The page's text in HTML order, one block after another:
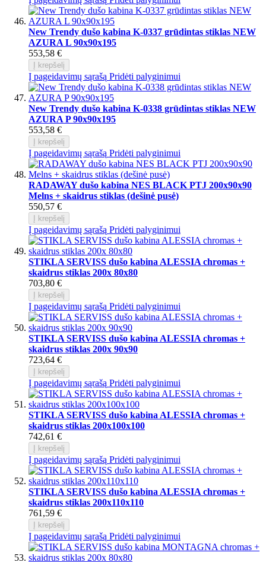
New Trendy dušo kabina K-0337 grūdintas stiklas NEW
AZURA L 90x90x195
553,58 €
Į krepšelį
Į pageidavimų sąrašą Pridėti palyginimui
New Trendy dušo kabina K-0338 grūdintas stiklas NEW
AZURA P 90x90x195
553,58 €
Į krepšelį
Į pageidavimų sąrašą Pridėti palyginimui
RADAWAY dušo kabina NES BLACK PTJ 200x90x90
Melns + skaidrus stiklas (dešinė pusė)
550,57 €
Į krepšelį
Į pageidavimų sąrašą Pridėti palyginimui
STIKLA SERVISS dušo kabina ALESSIA chromas +
skaidrus stiklas 200x 80x80
703,80 €
Į krepšelį
Į pageidavimų sąrašą Pridėti palyginimui
STIKLA SERVISS dušo kabina ALESSIA chromas +
skaidrus stiklas 200x 90x90
723,64 €
Į krepšelį
Į pageidavimų sąrašą Pridėti palyginimui
STIKLA SERVISS dušo kabina ALESSIA chromas +
skaidrus stiklas 200x100x100
742,61 €
Į krepšelį
Į pageidavimų sąrašą Pridėti palyginimui
STIKLA SERVISS dušo kabina ALESSIA chromas +
skaidrus stiklas 200x110x110
761,59 €
Į krepšelį
Į pageidavimų sąrašą Pridėti palyginimui